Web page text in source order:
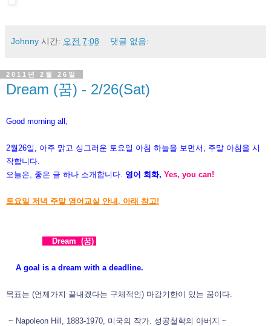
Johnny 시간: 오전 7:08 댓글 없음:
2011년 2월 26일
Dream (꿈) - 2/26(Sat)
Good morning all,
2월26일, 아주 맑고 싱그러운 토요일 아침 하늘을 보면서, 주말 아침을 시
작합니다.
오늘은, 좋은 글 하나 소개합니다. 영어 회화, Yes, you can!
토요일 저녁 주말 영어교실 안내, 아래 참고!
Dream (꿈)
A goal is a dream with a deadline.
목표는 (언제가지 끝내겠다는 구체적인) 마감기한이 있는 꿈이다.
~ Napoleon Hill, 1883-1970, 미국의 작가. 성공철학의 아버지 ~